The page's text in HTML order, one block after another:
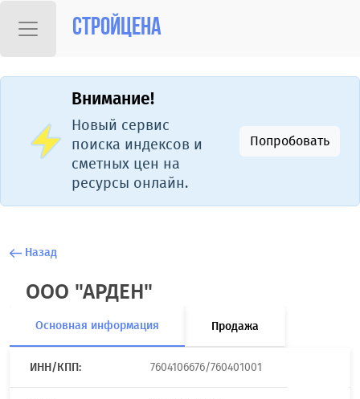
Стройцена
Внимание!
Новый сервис
поиска индексов и
сметных цен на
ресурсы онлайн.
Попробовать
Назад
ООО "АРДЕН"
Основная информация Продажа
ИНН/КПП: 7604106676/760401001